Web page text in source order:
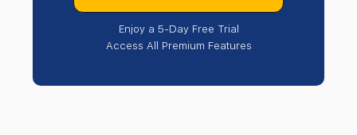
Enjoy a 5-Day Free Trial
Access All Premium Features